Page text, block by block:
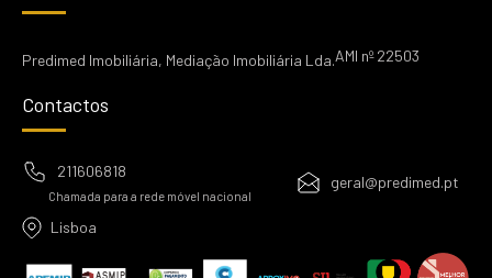
Predimed Imobiliária, Mediação Imobiliária Lda.AMI nº 22503
Contactos
211606818
Chamada para a rede móvel nacional
geral@predimed.pt
Lisboa